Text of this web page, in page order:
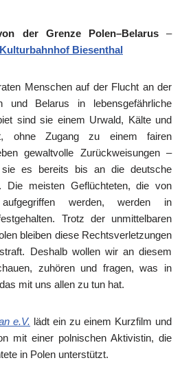
der Grenze Polen–Belarus–
Kulturbahnhof Biesenthal
Menschen auf der Flucht an der
und Belarus in lebensgefährliche
sind sie einem Urwald, Kälte und
ohne Zugang zu einem fairen
gewaltvolle Zurückweisungen –
es bereits bis an die deutsche
Die meisten Geflüchteten, die von
werden, werden in
Trotz der unmittelbaren
bleiben diese Rechtsverletzungen
Deshalb wollen wir an diesem
zuhören und fragen, was in
mit uns allen zu tun hat.
e.V. lädt ein zu einem Kurzfilm und
mit einer polnischen Aktivistin, die
in Polen unterstützt.